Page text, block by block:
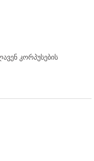
კორპუსების